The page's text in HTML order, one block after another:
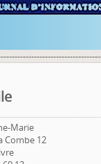
Marie
Combe 12